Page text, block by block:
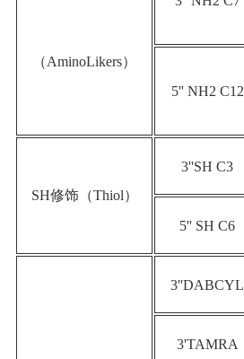
（AminoLikers）
5'' NH2 C12
SH修饰（Thiol）
3''SH C3
5'' SH C6
3''DABCYL
3'TAMRA